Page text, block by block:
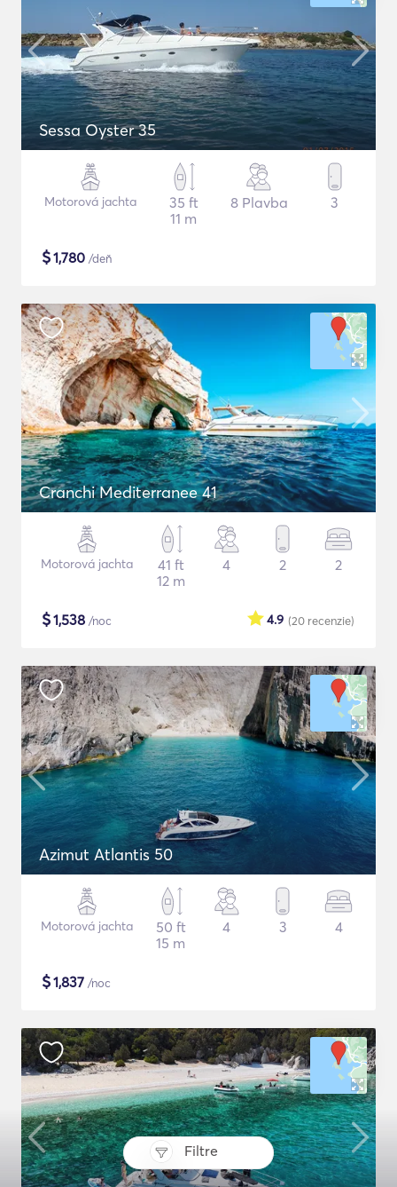
Filtre
Sessa Oyster 35
Motorová jachta
35 ft
11 m
8 Plavba 3
$1,780 /deň
Cranchi Mediterranee 41
Motorová jachta
41 ft
12 m
4 2 2
$1,538 /noc (20 recenzie)
4.9
Azimut Atlantis 50
Motorová jachta
50 ft
15 m
4 3 4
$1,837 /noc